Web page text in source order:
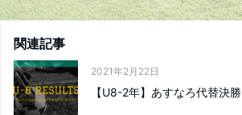
関連記事
2021年2月22日
【U8-2年】あすなろ代替決勝